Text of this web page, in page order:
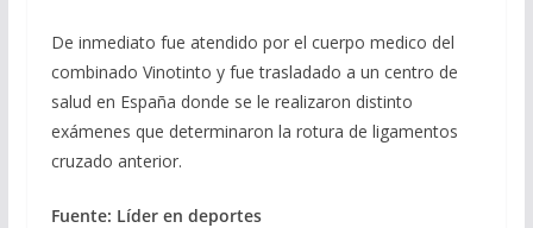
De inmediato fue atendido por el cuerpo medico del
combinado Vinotinto y fue trasladado a un centro de
salud en España donde se le realizaron distinto
exámenes que determinaron la rotura de ligamentos
cruzado anterior.
Fuente: Líder en deportes